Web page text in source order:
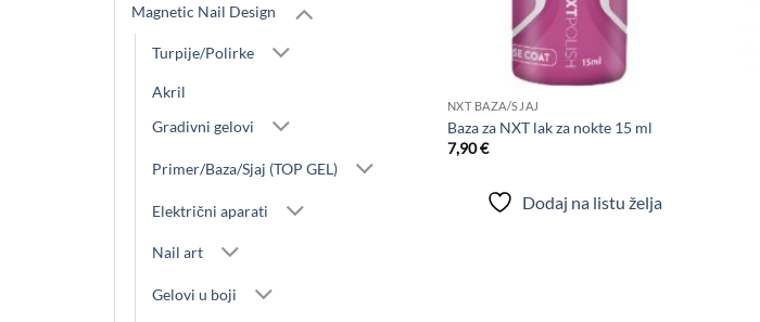
Magnetic Nail Design
Turpije/Polirke
Akril
Gradivni gelovi
Primer/Baza/Sjaj (TOP GEL)
Električni aparati
Nail art
Gelovi u boji
NXT BAZA/SJAJ
Baza za NXT lak za nokte 15 ml
7,90€
Dodaj na listu želja